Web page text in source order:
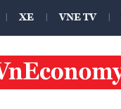
XE VNE TV